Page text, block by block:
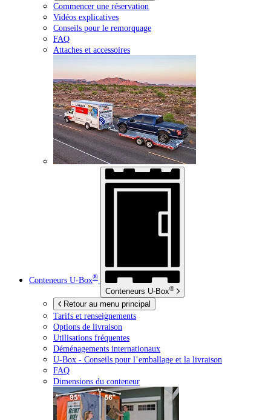
Commencer une réservation
Vidéos explicatives
Conseils pour le remorquage
FAQ
Attaches et accessoires
Conteneurs U-Box®
Conteneurs U-Box®
Retour au menu principal
Tarifs et renseignements
Options de livraison
Utilisations fréquentes
Déménagements internationaux
U-Box - Conseils pour l’emballage et la livraison
FAQ
Dimensions du conteneur